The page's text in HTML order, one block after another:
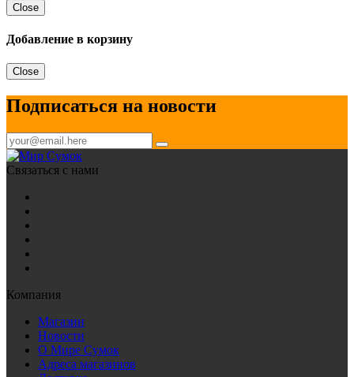
Close
Добавление в корзину
Close
Подписаться на новости
Связаться с нами
Компания
Магазин
Новости
О Мире Сумок
Адреса магазинов